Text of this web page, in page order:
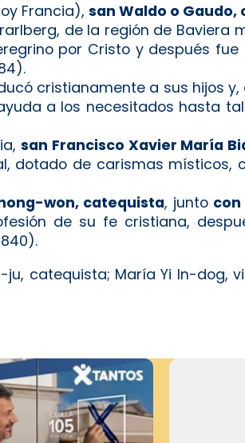
Francia),san Waldo o Gaudo,
de la región de Baviera
por Cristo y después fue
cristianamente a sus hijos
a los necesitados hasta
san Francisco Xavier María
dotado de carismas
won, catequista, junto
de su fe cristiana,
catequista; María Yi In-dog,